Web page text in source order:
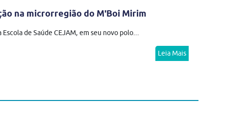
na microrregião do M'Boi Mirim
de Saúde CEJAM, em seu novo polo...
Leia Mais